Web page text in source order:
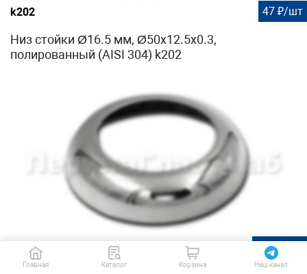
k202 47 ₽/шт
Низ стойки Ø16.5 мм, Ø50х12.5х0.3,
полированный (AISI 304) k202
k035 121 ₽/шт
Главная Каталог Корзина Наш канал